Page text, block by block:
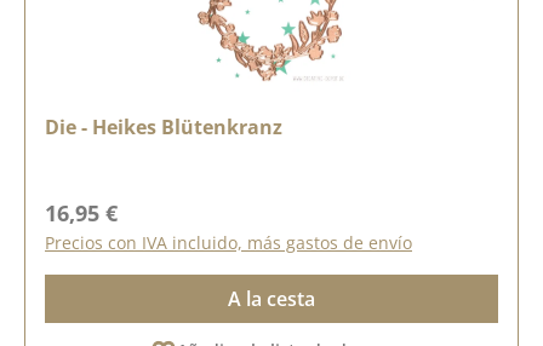
Die - Heikes Blütenkranz
Precio normal:
16,95 €
Precios con IVA incluido, más gastos de envío
A la cesta